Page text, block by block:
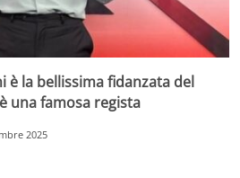
è la bellissima fidanzata del
una famosa regista
2025